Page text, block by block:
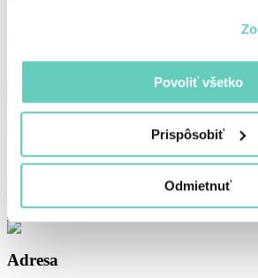
Povoliť všetko
Prispôsobiť
Odmietnuť
Účtovníctvo príchodom digitalizácie a
20. 5. 2017
Rozkvet noviniek v systéme Archiles
Približne pred tromi rokmi sme začali s
elektronickej účtovníčky, výhradne z
Číst dál
Adresa